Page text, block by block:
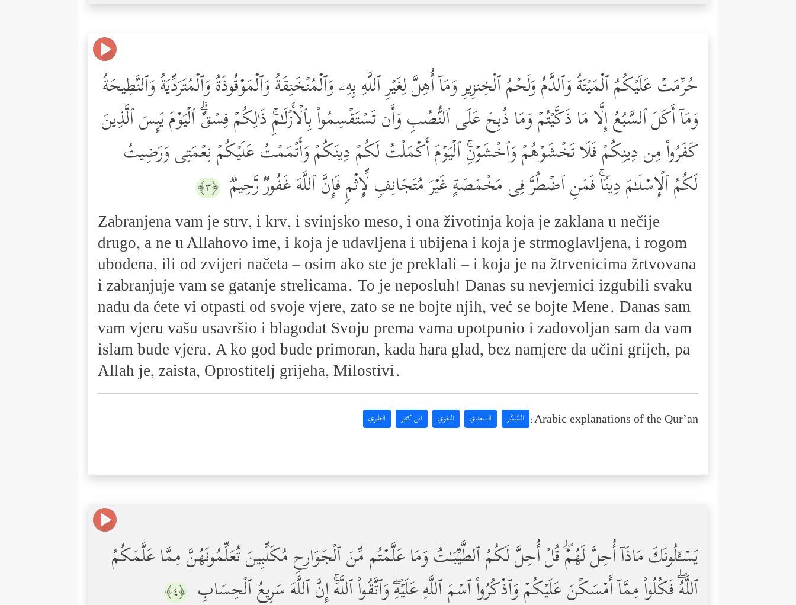
حُرِّمَتۡ عَلَیۡكُمُ ٱلۡمَیۡتَةُ وَٱلدَّمُ وَلَحۡمُ ٱلۡخِنزِیرِ وَمَاۤ أُهِلَّ لِغَیۡرِ ٱللَّهِ بِهِۦ وَٱلۡمُنۡخَنِقَةُ وَٱلۡمَوۡقُوذَةُ وَٱلۡمُتَرَدِّیَةُ وَٱلنَّطِیحَةُ
وَمَاۤ أَكَلَ ٱلسَّبُعُ إِلَّا مَا ذَكَّیۡتُمۡ وَمَا ذُبِحَ عَلَى ٱلنُّصُبِ وَأَن تَسۡتَقۡسِمُواْ بِٱلۡأَزۡلَـٰمِۚ ذَ ٰ⁠لِكُمۡ فِسۡقٌۗ ٱلۡیَوۡمَ یَىِٕسَ ٱلَّذِینَ
كَفَرُواْ مِن دِینِكُمۡ فَلَا تَخۡشَوۡهُمۡ وَٱخۡشَوۡنِۚ ٱلۡیَوۡمَ أَكۡمَلۡتُ لَكُمۡ دِینَكُمۡ وَأَتۡمَمۡتُ عَلَیۡكُمۡ نِعۡمَتِی وَرَضِیتُ
لَكُمُ ٱلۡإِسۡلَـٰمَ دِینࣰاۚ فَمَنِ ٱضۡطُرَّ فِی مَخۡمَصَةٍ غَیۡرَ مُتَجَانِفࣲ لِّإِثۡمࣲ فَإِنَّ ٱللَّهَ غَفُورࣱ رَّحِیمࣱ ﴿٣﴾
Zabranjena vam je strv, i krv, i svinjsko meso, i ona životinja koja je zaklana u nečije
drugo, a ne u Allahovo ime, i koja je udavljena i ubijena i koja je strmoglavljena, i rogom
ubodena, ili od zvijeri načeta – osim ako ste je preklali – i koja je na žtrvenicima žrtvovana
i zabranjuje vam se gatanje strelicama. To je neposluh! Danas su nevjernici izgubili svaku
nadu da ćete vi otpasti od svoje vjere, zato se ne bojte njih, već se bojte Mene. Danas sam
vam vjeru vašu usavršio i blagodat Svoju prema vama upotpunio i zadovoljan sam da vam
islam bude vjera. A ko god bude primoran, kada hara glad, bez namjere da učini grijeh, pa
Allah je, zaista, Oprostitelj grijeha, Milostivi.
Arabic explanations of the Qur’an: المُيسَّر السعدي البغوي ابن كثير الطبري
یَسۡـَٔلُونَكَ مَاذَاۤ أُحِلَّ لَهُمۡۖ قُلۡ أُحِلَّ لَكُمُ ٱلطَّیِّبَـٰتُ وَمَا عَلَّمۡتُم مِّنَ ٱلۡجَوَارِحِ مُكَلِّبِینَ تُعَلِّمُونَهُنَّ مِمَّا عَلَّمَكُمُ
ٱللَّهُۖ فَكُلُواْ مِمَّاۤ أَمۡسَكۡنَ عَلَیۡكُمۡ وَٱذۡكُرُواْ ٱسۡمَ ٱللَّهِ عَلَیۡهِۖ وَٱتَّقُواْ ٱللَّهَۚ إِنَّ ٱللَّهَ سَرِیعُ ٱلۡحِسَابِ ﴿٤﴾